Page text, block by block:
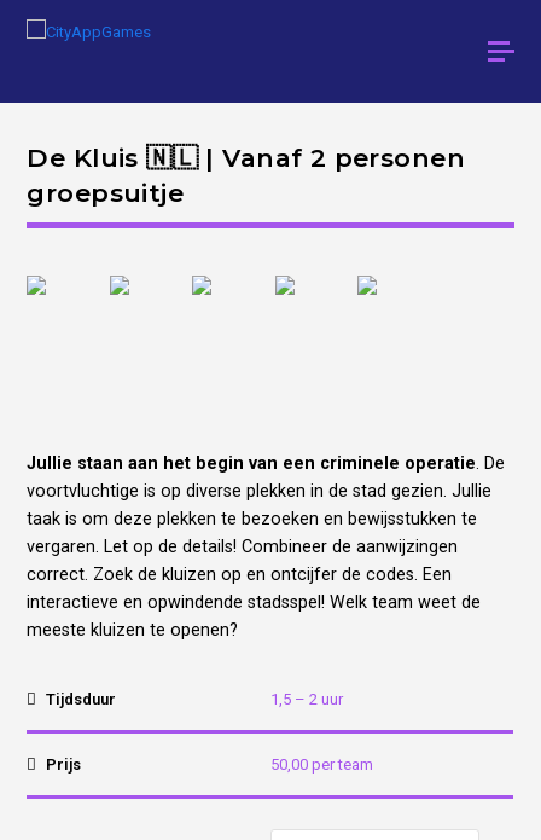
De Kluis 🇳🇱 | Vanaf 2 personen
groepsuitje
Jullie staan aan het begin van een criminele operatie. De
voortvluchtige is op diverse plekken in de stad gezien. Jullie
taak is om deze plekken te bezoeken en bewijsstukken te
vergaren. Let op de details! Combineer de aanwijzingen
correct. Zoek de kluizen op en ontcijfer de codes. Een
interactieve en opwindende stadsspel! Welk team weet de
meeste kluizen te openen?
Tijdsduur 1,5 – 2 uur
Prijs 50,00 per team